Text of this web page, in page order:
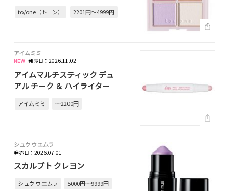
to/one（トーン） 2201円～4999円
アイムミミ
発売日：2026.11.02
アイムマルチスティック デュ
アル チーク ＆ ハイライター
アイムミミ ～2200円
シュウ ウエムラ
発売日：2026.07.01
スカルプト クレヨン
シュウ ウエムラ 5000円～9999円